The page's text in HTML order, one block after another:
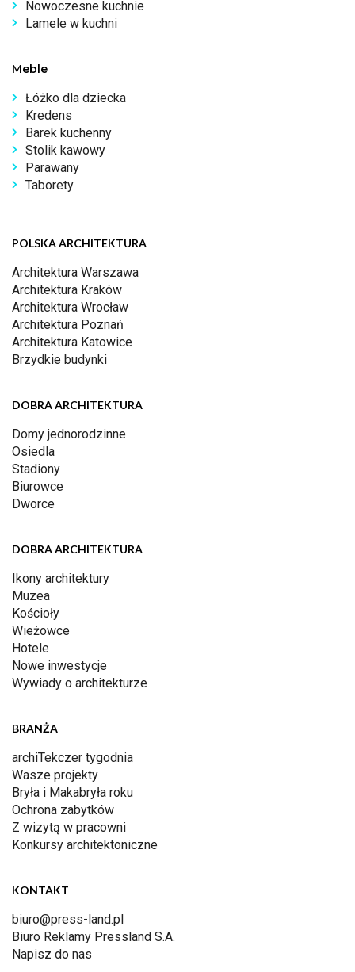
Nowoczesne kuchnie
Lamele w kuchni
Meble
Łóżko dla dziecka
Kredens
Barek kuchenny
Stolik kawowy
Parawany
Taborety
POLSKA ARCHITEKTURA
Architektura Warszawa
Architektura Kraków
Architektura Wrocław
Architektura Poznań
Architektura Katowice
Brzydkie budynki
DOBRA ARCHITEKTURA
Domy jednorodzinne
Osiedla
Stadiony
Biurowce
Dworce
DOBRA ARCHITEKTURA
Ikony architektury
Muzea
Kościoły
Wieżowce
Hotele
Nowe inwestycje
Wywiady o architekturze
BRANŻA
archiTekczer tygodnia
Wasze projekty
Bryła i Makabryła roku
Ochrona zabytków
Z wizytą w pracowni
Konkursy architektoniczne
KONTAKT
biuro@press-land.pl
Biuro Reklamy Pressland S.A.
Napisz do nas